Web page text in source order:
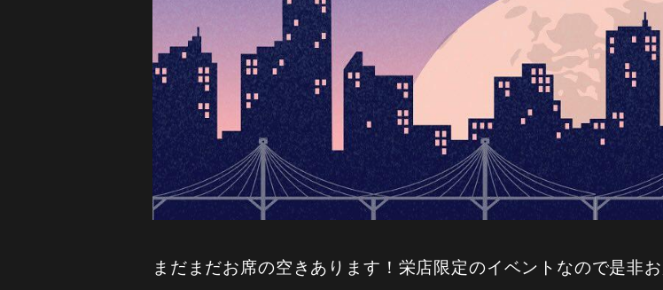
まだまだお席の空きあります！栄店限定のイベントなので是非